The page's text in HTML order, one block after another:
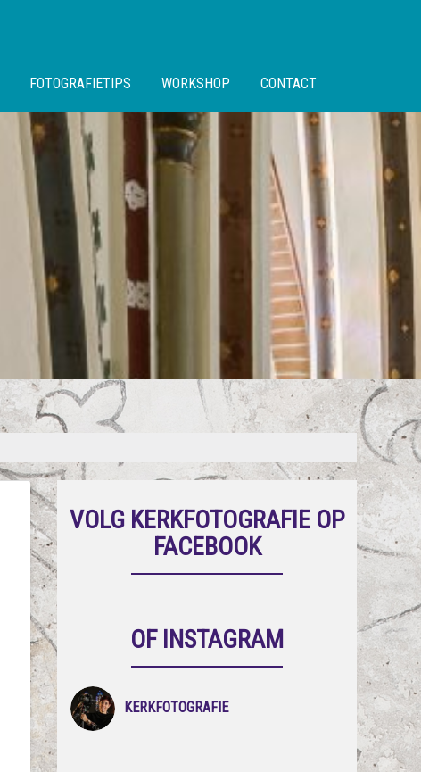
FOTOGRAFIETIPS WORKSHOP CONTACT
VOLG KERKFOTOGRAFIE OP
FACEBOOK
OF INSTAGRAM
KERKFOTOGRAFIE